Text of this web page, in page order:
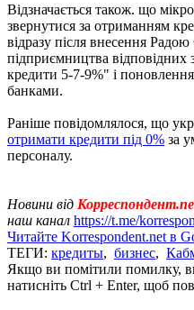
Відзначається також. що
звернутися за отриманням
відразу після внесення
підприємництва відповідних
кредити 5-7-9%" і
банками.
Раніше повідомлялося, що
отримати кредити під 0% за
персоналу.
Новини від
наш канал https://t.me/
Читайте Korrespondent.net в
ТЕГИ: кредиты, бизнес,
Якщо ви помітили помилку,
натисніть Ctrl + Enter, щоб